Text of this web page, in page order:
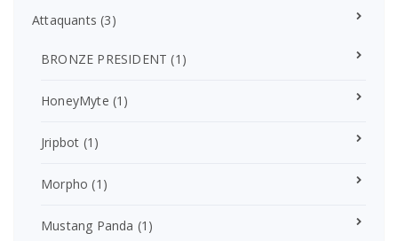
Attaquants (3)
BRONZE PRESIDENT (1)
HoneyMyte (1)
Jripbot (1)
Morpho (1)
Mustang Panda (1)